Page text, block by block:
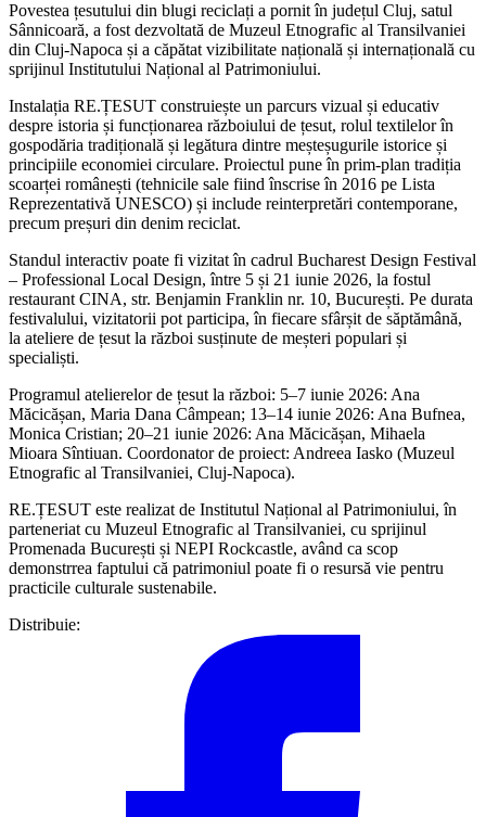
Povestea țesutului din blugi reciclați a pornit în județul Cluj, satul
Sânnicoară, a fost dezvoltată de Muzeul Etnografic al Transilvaniei
din Cluj‑Napoca și a căpătat vizibilitate națională și internațională cu
sprijinul Institutului Național al Patrimoniului.
Instalația RE.ȚESUT construiește un parcurs vizual și educativ
despre istoria și funcționarea războiului de țesut, rolul textilelor în
gospodăria tradițională și legătura dintre meșteșugurile istorice și
principiile economiei circulare. Proiectul pune în prim‑plan tradiția
scoarței românești (tehnicile sale fiind înscrise în 2016 pe Lista
Reprezentativă UNESCO) și include reinterpretări contemporane,
precum preșuri din denim reciclat.
Standul interactiv poate fi vizitat în cadrul Bucharest Design Festival
– Professional Local Design, între 5 și 21 iunie 2026, la fostul
restaurant CINA, str. Benjamin Franklin nr. 10, București. Pe durata
festivalului, vizitatorii pot participa, în fiecare sfârșit de săptămână,
la ateliere de țesut la război susținute de meșteri populari și
specialiști.
Programul atelierelor de țesut la război: 5–7 iunie 2026: Ana
Măcicășan, Maria Dana Câmpean; 13–14 iunie 2026: Ana Bufnea,
Monica Cristian; 20–21 iunie 2026: Ana Măcicășan, Mihaela
Mioara Sîntiuan. Coordonator de proiect: Andreea Iasko (Muzeul
Etnografic al Transilvaniei, Cluj‑Napoca).
RE.ȚESUT este realizat de Institutul Național al Patrimoniului, în
parteneriat cu Muzeul Etnografic al Transilvaniei, cu sprijinul
Promenada București și NEPI Rockcastle, având ca scop
demonstrrea faptului că patrimoniul poate fi o resursă vie pentru
practicile culturale sustenabile.
Distribuie: